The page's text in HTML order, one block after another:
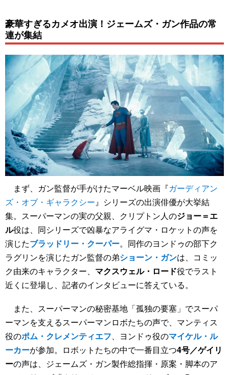
豪華すぎるカメオ出演！ジェームズ・ガン作品の常
連が集結
まず、ガン監督が手がけたマーベル映画『ガーディアン
ズ・オブ・ギャラクシー』シリーズの出演俳優が大挙結
集。スーパーマンの実の父親、クリプトン人のジョー＝エ
ル役は、同シリーズで凶暴なアライグマ・ロケットの声を
演じたブラッドリー・クーパー。同作のヨンドゥの部下ク
ラグリンを演じたガン監督の弟ショーン・ガンは、コミッ
ク由来のキャラクター、 マクスウェル・ロード役でラスト
近くに登場し、記者のインタビューに答えている。
また、スーパーマンの秘密基地「孤独の要塞」でスーパ
ーマンを支えるスーパーマンロボたちの声で、マンティス
役のポム・クレメンティエフ、ヨンドゥ役のマイケル・ル
ーカーが参加。ロボットたちの中で一番目立つ4号／ゲイリ
ーの声は、ジェームズ・ガン製作総指揮・原案・脚本のア